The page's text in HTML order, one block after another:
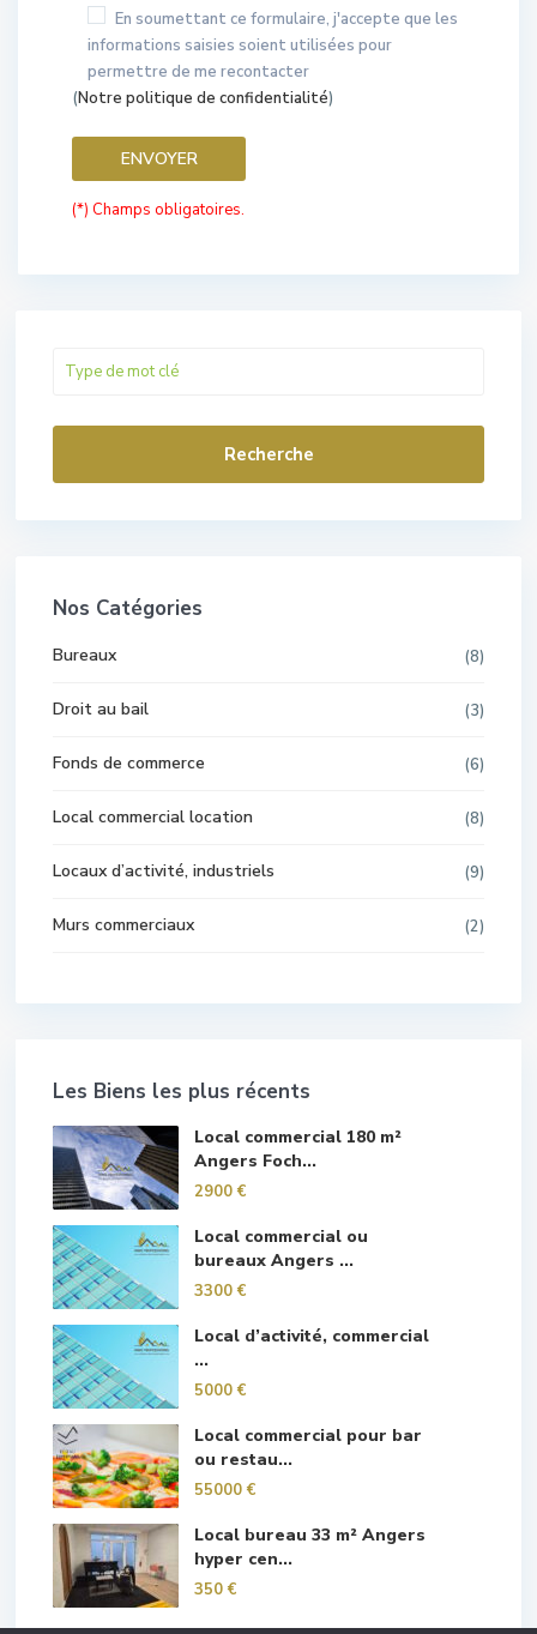
En soumettant ce formulaire, j'accepte que les
informations saisies soient utilisées pour
permettre de me recontacter
(Notre politique de confidentialité)
(*) Champs obligatoires.
Recherche
Nos Catégories
Bureaux (8)
Droit au bail (3)
Fonds de commerce (6)
Local commercial location (8)
Locaux d’activité, industriels (9)
Murs commerciaux (2)
Les Biens les plus récents
Local commercial 180 m²
Angers Foch...
2900 €
Local commercial ou
bureaux Angers ...
3300 €
Local d’activité, commercial
...
5000 €
Local commercial pour bar
ou restau...
55000 €
Local bureau 33 m² Angers
hyper cen...
350 €